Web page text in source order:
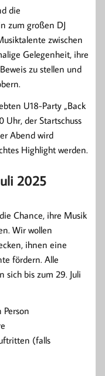
die
zum großen DJ
zwischen
Gelegenheit, ihre
zu stellen und
U18-Party „Back
Uhr, der Startschuss
Abend wird
Highlight werden.
2025
Chance, ihre Musik
Wir wollen
ihnen eine
fördern. Alle
sich bis zum 29. Juli
(falls